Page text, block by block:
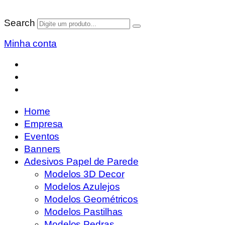
Search
Minha conta
Home
Empresa
Eventos
Banners
Adesivos Papel de Parede
Modelos 3D Decor
Modelos Azulejos
Modelos Geométricos
Modelos Pastilhas